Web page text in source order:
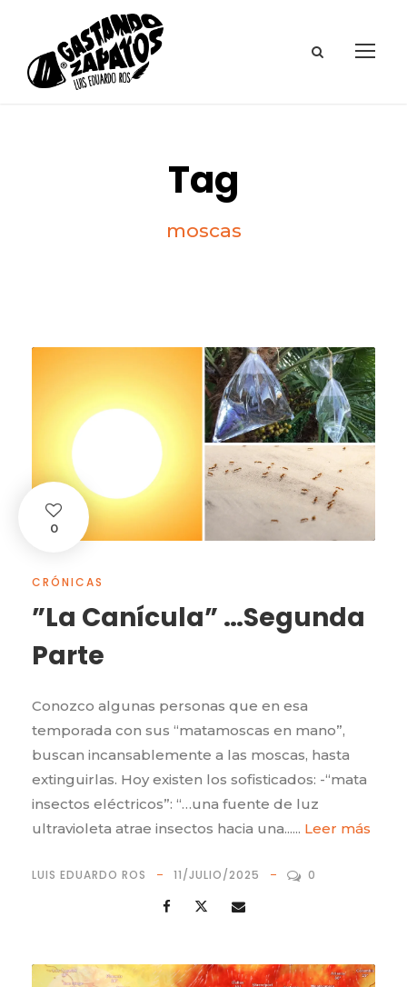
Tag
moscas
0
CRÓNICAS
”La Canícula” …Segunda
Parte
Conozco algunas personas que en esa
temporada con sus “matamoscas en mano”,
buscan incansablemente a las moscas, hasta
extinguirlas. Hoy existen los sofisticados: -“mata
insectos eléctricos”: “…una fuente de luz
ultravioleta atrae insectos hacia una...... Leer más
LUIS EDUARDO ROS 11/JULIO/2025 0